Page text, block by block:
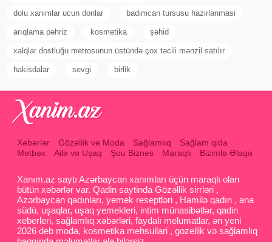
dolu xanimlar ucun donlar badimcan tursusu hazirlanmasi
arıqlama pəhriz kosmetika şəhid
xalqlar dostluğu metrosunun üstündə çox təcili mənzil satılır
hakisdalar sevgi birlik
Xəbərlər Gözəllik və Moda Sağlamlıq
Sağlam qida
Mətbəx
Ailə və Uşaq Şou Biznes Maraqlı Bizimlə Əlaqə
Xanım.az saytı Azərbaycan xanımları üçün maraqlı olan
bütün xəbərlər var. Qadin saytinda Gözəllik sirrləri ,
Azərbaycan qadınları, yemek reseptləri , Hamilə qadın , ana
südü, uşaqlar, uşaq yemekleri, intim münasibətlər, qadin
xeberleri, sağlamlıq xəbərləri, faydalı melumatlar, ən yeni
2026 deb moda, kosmetika mehsullari , gozellik və sağlamlıq